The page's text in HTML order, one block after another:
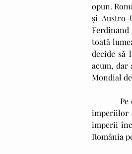
opun.
și
toată
decide să
acum, dar
Mondial
imperiilor
imperii
România
Războiul a fost foarte greu pentru români, au pierdut teritorii și oameni. Armata